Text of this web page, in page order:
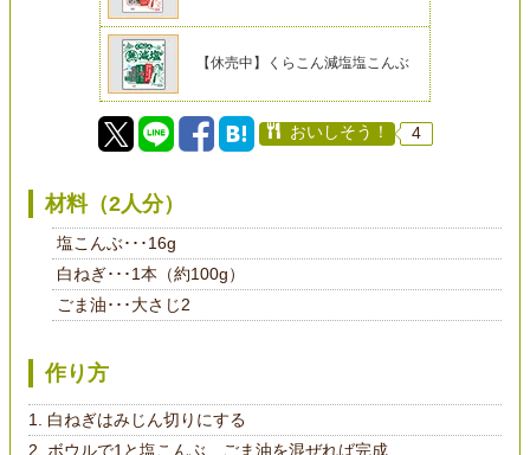
【休売中】くらこん減塩塩こんぶ
おいしそう！ 4
材料（2人分）
塩こんぶ･･･16g
白ねぎ･･･1本（約100g）
ごま油･･･大さじ2
作り方
白ねぎはみじん切りにする
ボウルで1と塩こんぶ、ごま油を混ぜれば完成